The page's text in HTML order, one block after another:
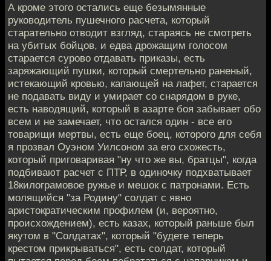
А кроме этого остались еще безымянные
руководитель пушечного расчета, который
старательно отводит взгляд, стараясь не смотреть
на убитых бойцов, и едва дрожащим голосом
старается сурово отдавать приказы, есть
заряжающий пушки, который смертельно раненый,
истекающий кровью, капающей на лафет, старается
не подавать виду и умирает со снарядом в руке,
есть наводящий, который в азарте боя забывает обо
всем и не замечает, что остался один - все его
товарищи мертвы, есть еще боец, которого для себя
я прозвал Оуэном Уилсоном за его схожесть,
который приговаривая "ну что же вы, братцы", когда
подбивают расчет с ПТР, в одиночку подхватывает
18килограмовое ружье и мешок с патронами. Есть
молящийся "за Родину" солдат с явно
аристократическим профилем (и, вероятно,
происхождением), есть казах, который раньше был
якутом в "Солдатах", который "будете теперь
крестом прикрываться", есть солдат, который